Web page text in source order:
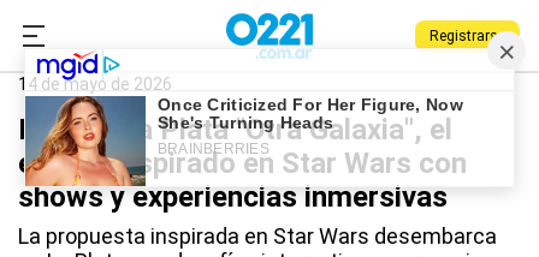
Registrarse
0221.com.ar La Plata
14 de mayo de 2026
Llega a La Plata "Otra Galaxia", el
evento inspirado en Star Wars con
shows y experiencias inmersivas
La propuesta inspirada en Star Wars desembarca